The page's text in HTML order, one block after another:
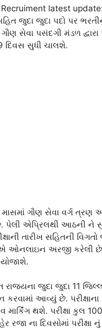
latest
સહિત જુદા જુદા પદો પર
સેવા પસંદગી મંડળ
દિવસ સુધી ચાલશે.
ગૌણ સેવા વર્ગ ત્રણ
પેલી એપ્રિલથી આઠની ને
તારીખ સહિતની
ઓનલાઇન અરજી કરેલી
યોજાશે.
જુદા જુદા 11
આવ્યું છે. પરીક્ષાના
માર્કિંગ થશે. પરીક્ષા
રજા ના દિવસોમાં